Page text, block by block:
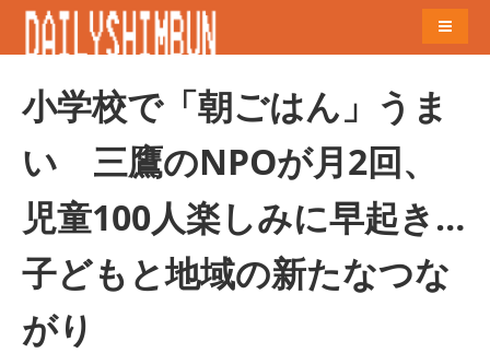
小学校で「朝ごはん」うま
い 三鷹のNPOが月2回、
児童100人楽しみに早起き…
子どもと地域の新たなつな
がり